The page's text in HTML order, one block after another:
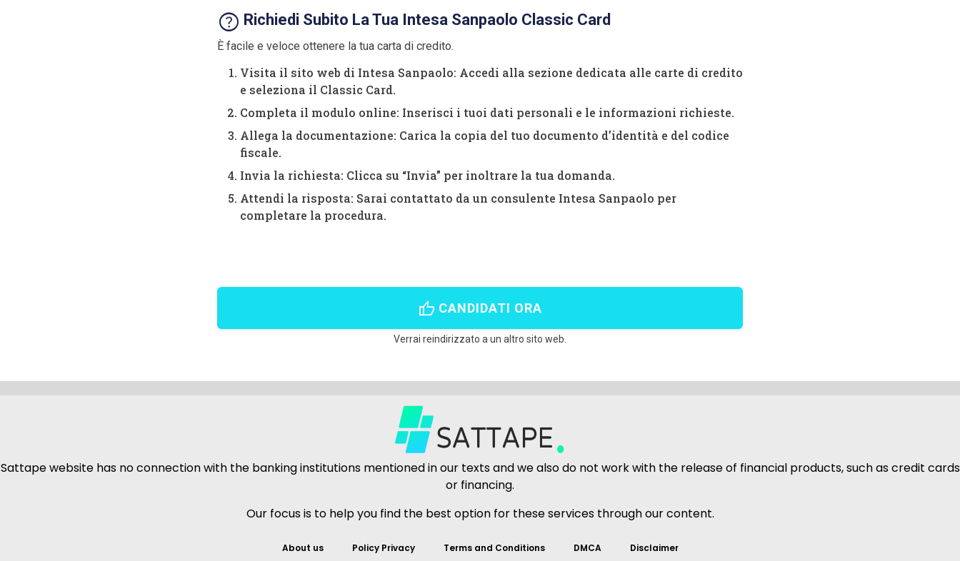
help Richiedi Subito La Tua Intesa Sanpaolo Classic Card
È facile e veloce ottenere la tua carta di credito.
Visita il sito web di Intesa Sanpaolo: Accedi alla sezione dedicata alle carte di credito
e seleziona il Classic Card.
Completa il modulo online: Inserisci i tuoi dati personali e le informazioni richieste.
Allega la documentazione: Carica la copia del tuo documento d’identità e del codice
fiscale.
Invia la richiesta: Clicca su “Invia” per inoltrare la tua domanda.
Attendi la risposta: Sarai contattato da un consulente Intesa Sanpaolo per
completare la procedura.
thumb_up CANDIDATI ORA
Verrai reindirizzato a un altro sito web.
Sattape website has no connection with the banking institutions mentioned in our texts and we also do not work with the release of financial products, such as credit cards
or financing.
Our focus is to help you find the best option for these services through our content.
About us Policy Privacy Terms and Conditions DMCA Disclaimer